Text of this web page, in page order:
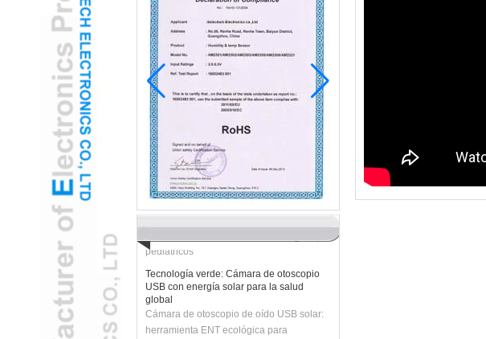
Pediatric Ent adopta la cámara de oído
con oído USB gamificada para reducir la
ansiedad del niño
pediátricos
USB con energía solar para la salud
global
Cámara de otoscopio de oído USB solar:
herramienta ENT ecológica para
desarrollar regiones